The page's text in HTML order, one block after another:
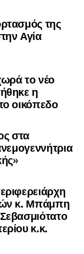
της
Αγία
το νέο
η
οικόπεδο
στα
κ. Μπάμπη
κ.κ.